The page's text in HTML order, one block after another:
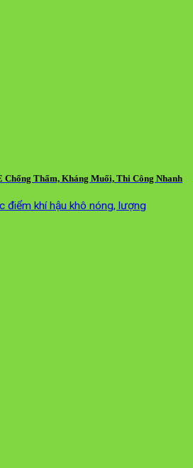
Thấm, Kháng Muối, Thi Công Nhanh
điểm khí hậu khô nóng, lượng